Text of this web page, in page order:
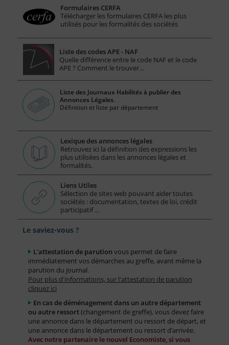
Formulaires CERFA
Télécharger les formulaires CERFA les plus
utilisés pour les formalités des sociétés
Liste des codes APE - NAF
Quelle différence entre le code NAF et le code
APE ? Comment le trouver…
Liste des Journaux Habilités à publier des
Annonces Légales.
Définition et liste par département
Lexique des annonces légales
Retrouvez ici la définition des expressions les
plus utilisées dans les annonces légales et
formalités.
Liens Utiles
Sélection de sites web pouvant aider toutes
sociétés : documentation, textes de loi, crédit
participatif ...
Le saviez-vous ?
L'attestation de parution vous permet de faire
immédiatement vos démarches au greffe, avant même la
parution du journal.
Pour plus d'informations, sur l'attestation de parution
cliquez ici
En cas de déménagement dans un autre département
ou autre ressort(changement de greffe), vous devez faire
une annonce dans le département ou ressort de départ, et
une annonce dans le département ou ressort d’arrivée.
Avec notre partenaire le nouvel Economiste, si vous